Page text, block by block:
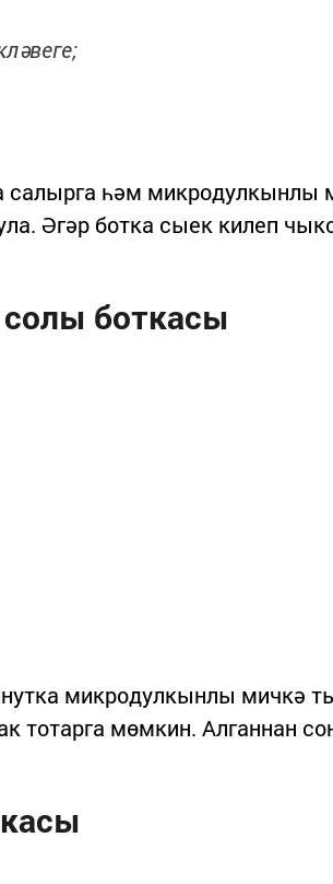
салырга һәм микродулкынлы
Әгәр ботка сыек килеп
боткасы
микродулкынлы мичкә
тотарга мөмкин. Алганнан